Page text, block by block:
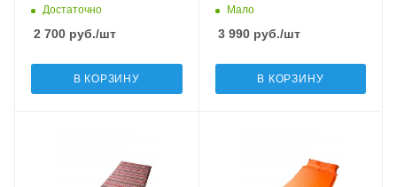
Достаточно
2 700 руб./шт
В КОРЗИНУ
TRI-022
Мало
3 990руб./шт
В КОРЗИНУ